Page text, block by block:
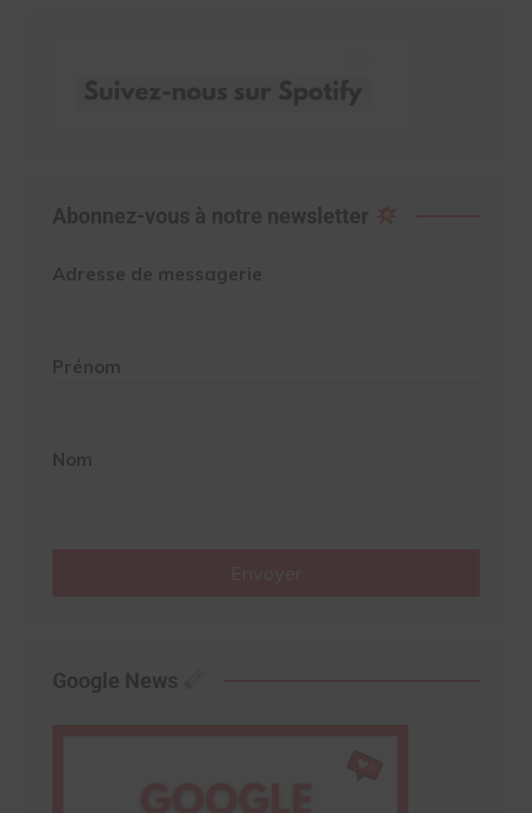
Abonnez-vous à notre newsletter
Adresse de messagerie
Prénom
Nom
Google News